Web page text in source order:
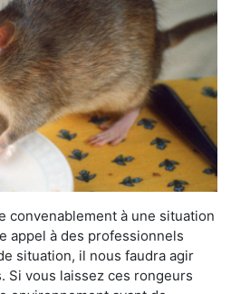
convenablement à une situation
appel à des professionnels
situation, il nous faudra agir
Si vous laissez ces rongeurs